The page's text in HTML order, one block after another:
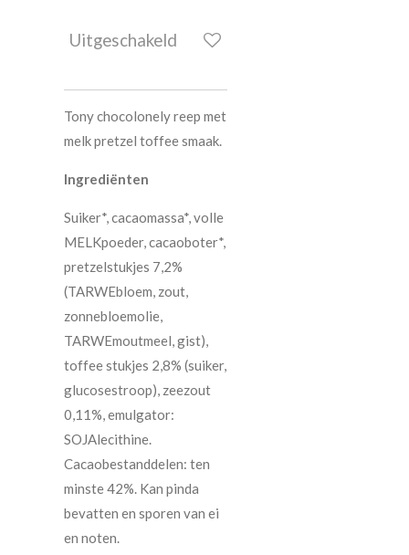
Uitgeschakeld
Tony chocolonely reep met
melk pretzel toffee smaak.
Ingrediënten
Suiker*, cacaomassa*, volle
MELKpoeder, cacaoboter*,
pretzelstukjes 7,2%
(TARWEbloem, zout,
zonnebloemolie,
TARWEmoutmeel, gist),
toffee stukjes 2,8% (suiker,
glucosestroop), zeezout
0,11%, emulgator:
SOJAlecithine.
Cacaobestanddelen: ten
minste 42%. Kan pinda
bevatten en sporen van ei
en noten.